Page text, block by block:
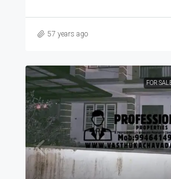
57 years ago
FOR